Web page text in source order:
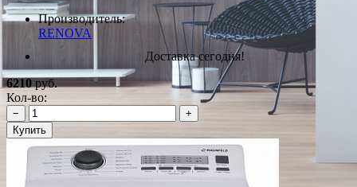
Производитель:
RENOVA
Доставка сегодня!
6210 руб.
Кол-во:
−
+
Купить